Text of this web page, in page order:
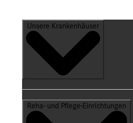
Unsere Krankenhäuser
Reha- und Pflege-Einrichtungen